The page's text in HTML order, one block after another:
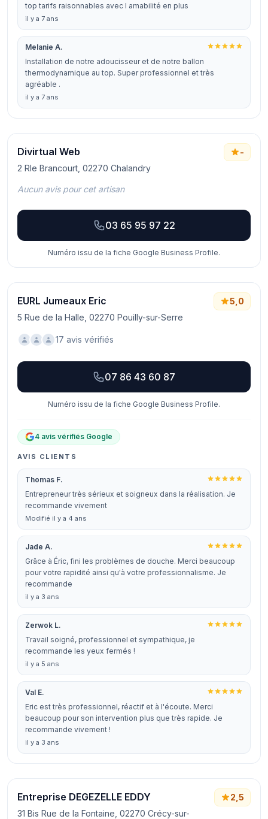
top tarifs raisonnables avec l amabilité en plus
il y a 7 ans
Melanie A.
Installation de notre adoucisseur et de notre ballon
thermodynamique au top. Super professionnel et très
agréable .
il y a 7 ans
Divirtual Web
2 Rle Brancourt, 02270 Chalandry
-
Aucun avis pour cet artisan
03 65 95 97 22
Numéro issu de la fiche Google Business Profile.
EURL Jumeaux Eric
5 Rue de la Halle, 02270 Pouilly-sur-Serre
5,0
17 avis vérifiés
07 86 43 60 87
Numéro issu de la fiche Google Business Profile.
4 avis vérifiés Google
AVIS CLIENTS
Thomas F.
Entrepreneur très sérieux et soigneux dans la réalisation. Je
recommande vivement
Modifié il y a 4 ans
Jade A.
Grâce à Éric, fini les problèmes de douche. Merci beaucoup
pour votre rapidité ainsi qu'à votre professionnalisme. Je
recommande
il y a 3 ans
Zerwok L.
Travail soigné, professionnel et sympathique, je
recommande les yeux fermés !
il y a 5 ans
Val E.
Eric est très professionnel, réactif et à l'écoute. Merci
beaucoup pour son intervention plus que très rapide. Je
recommande vivement !
il y a 3 ans
Entreprise DEGEZELLE EDDY
31 Bis Rue de la Fontaine, 02270 Crécy-sur-
2,5